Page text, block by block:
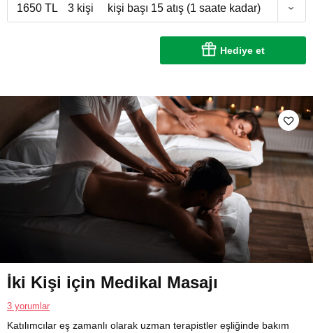
1650 TL 3 kişi kişi başı 15 atış (1 saate kadar)
Hediye et
İki Kişi için Medikal Masajı
3 yorumlar
Katılımcılar eş zamanlı olarak uzman terapistler eşliğinde bakım